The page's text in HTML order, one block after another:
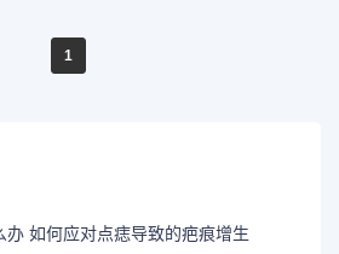
1
办 如何应对点痣导致的疤痕增生